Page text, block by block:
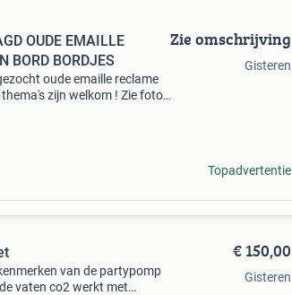
OUDE EMAILLE
BORD BORDJES
oude emaille reclame
zijn welkom ! Zie foto’s
Zie omschrijving
Gisteren
Topadvertentie
van de partypomp
vaten co2 werkt met
€ 150,00
Gisteren